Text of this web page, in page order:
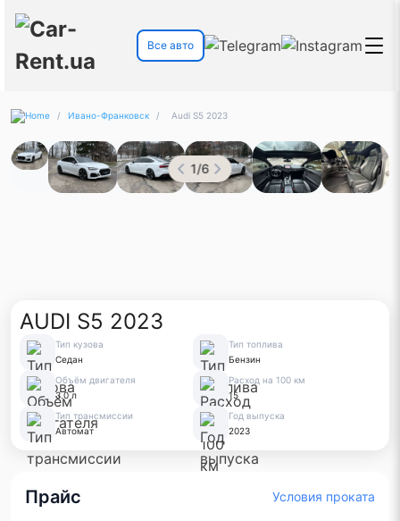
Все авто
/ Ивано-Франковск / Audi S5 2023
1/6
AUDI S5 2023
Тип кузова
Седан
Тип топлива
Бензин
Объём двигателя
3.0 л
Расход на 100 км
15
Тип трансмиссии
Автомат
Год выпуска
2023
Прайс Условия проката